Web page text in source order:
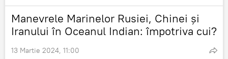
Manevrele Marinelor Rusiei, Chinei și
Iranului în Oceanul Indian: împotriva cui?
13 Martie 2024, 11:00